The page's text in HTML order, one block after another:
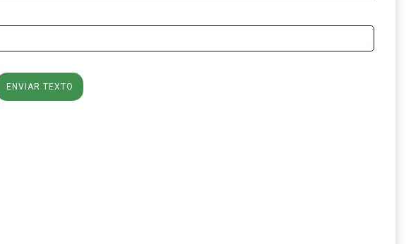
ENVIAR TEXTO